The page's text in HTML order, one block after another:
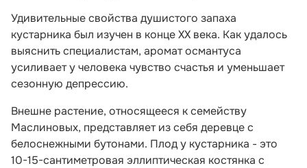
Удивительные свойства душистого запаха
кустарника был изучен в конце XX века. Как удалось
выяснить специалистам, аромат османтуса
усиливает у человека чувство счастья и уменьшает
сезонную депрессию.
Внешне растение, относящееся к семейству
Маслиновых, представляет из себя деревце с
белоснежными бутонами. Плод у кустарника - это
10-15-сантиметровая эллиптическая костянка с